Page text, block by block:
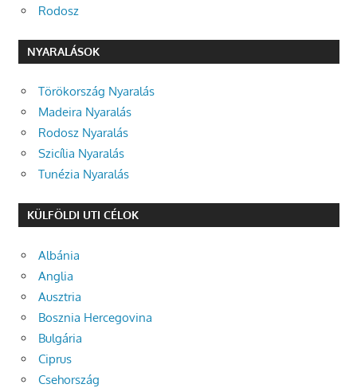
Rodosz
NYARALÁSOK
Törökország Nyaralás
Madeira Nyaralás
Rodosz Nyaralás
Szicília Nyaralás
Tunézia Nyaralás
KÜLFÖLDI UTI CÉLOK
Albánia
Anglia
Ausztria
Bosznia Hercegovina
Bulgária
Ciprus
Csehország